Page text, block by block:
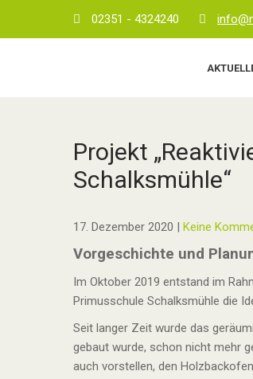
02351 - 4324240
Projekt
Schalksmühle“
17. Dezember 2020 | Keine
Vorgeschichte und
Im Oktober 2019 entstand im
Primusschule Schalksmühle die
Seit langer Zeit wurde das
gebaut wurde, schon nicht mehr
auch vorstellen, den